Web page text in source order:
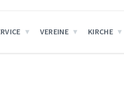
VEREINE KIRCHE